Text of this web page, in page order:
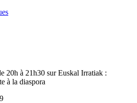
20h à 21h30 sur Euskal Irratiak :
à la diaspora